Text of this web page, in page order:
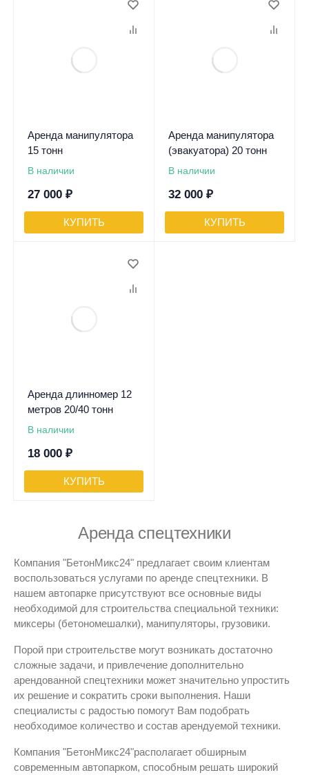
Аренда манипулятора
15 тонн
В наличии
27 000 ₽
КУПИТЬ
Аренда манипулятора
(эвакуатора) 20 тонн
В наличии
32 000 ₽
КУПИТЬ
Аренда длинномер 12
метров 20/40 тонн
В наличии
18 000 ₽
КУПИТЬ
Аренда спецтехники
Компания "БетонМикс24" предлагает своим клиентам
воспользоваться услугами по аренде спецтехники. В
нашем автопарке присутствуют все основные виды
необходимой для строительства специальной техники:
миксеры (бетономешалки), манипуляторы, грузовики.
Порой при строительстве могут возникать достаточно
сложные задачи, и привлечение дополнительно
арендованной спецтехники может значительно упростить
их решение и сократить сроки выполнения. Наши
специалисты с радостью помогут Вам подобрать
необходимое количество и состав арендуемой техники.
Компания "БетонМикс24"располагает обширным
современным автопарком, способным решать широкий